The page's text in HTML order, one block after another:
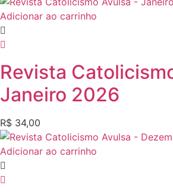
Adicionar ao carrinho
Revista
Janeiro 2026
R$ 34,00
Adicionar ao carrinho